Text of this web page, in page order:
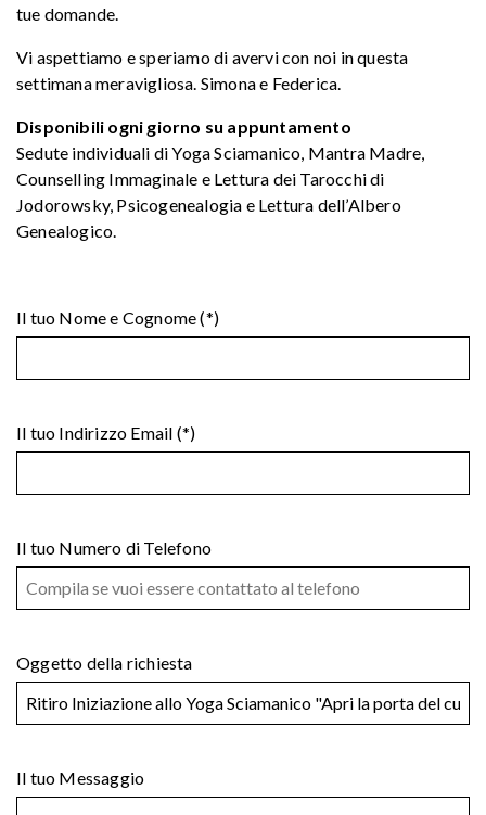
tue domande.
Vi aspettiamo e speriamo di avervi con noi in questa
settimana meravigliosa. Simona e Federica.
Disponibili ogni giorno su appuntamento
Sedute individuali di Yoga Sciamanico, Mantra Madre,
Counselling Immaginale e Lettura dei Tarocchi di
Jodorowsky, Psicogenealogia e Lettura dell’Albero
Genealogico.
Il tuo Nome e Cognome (*)
Il tuo Indirizzo Email (*)
Il tuo Numero di Telefono
Oggetto della richiesta
Il tuo Messaggio